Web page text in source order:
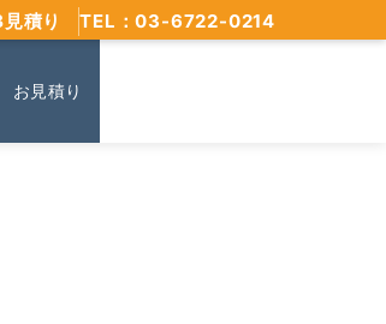
お見積り
積り TEL：03-6722-0214